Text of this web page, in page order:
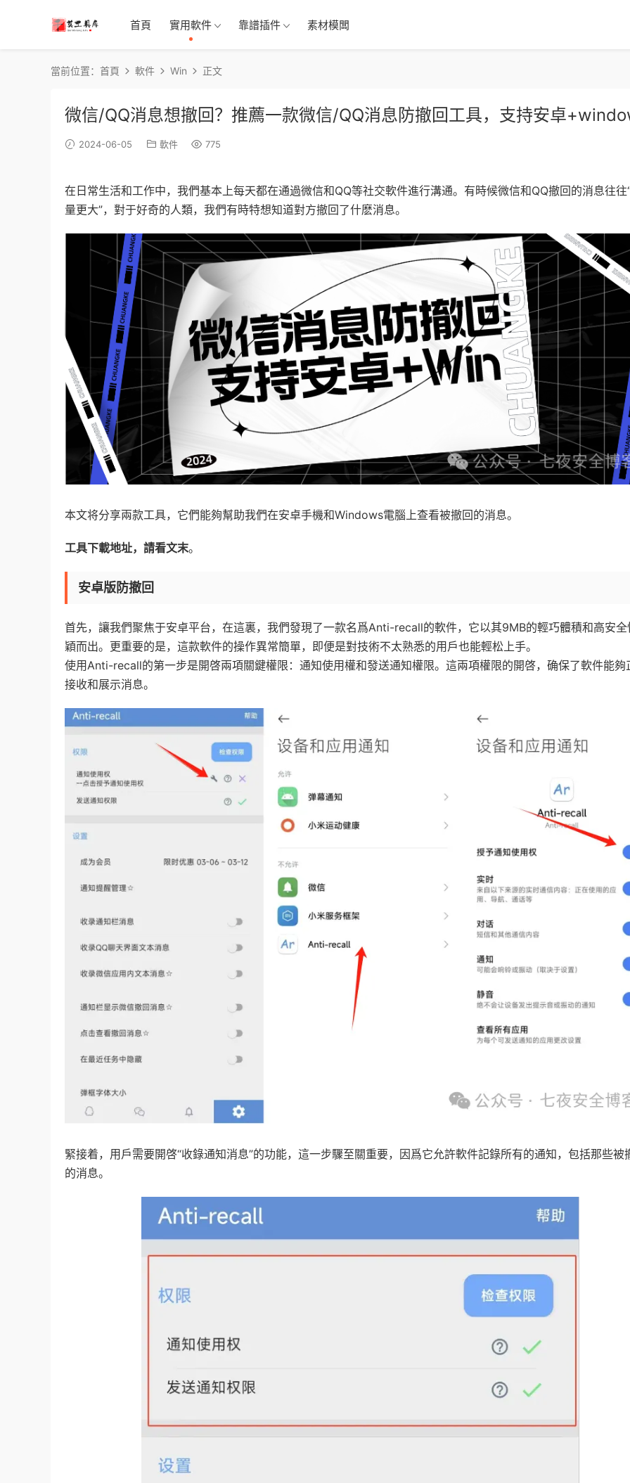
首頁 實用軟件 靠譜插件 素材模闆
當前位置： 首頁 軟件 Win 正文
微信/QQ消息想撤回？推薦一款微信/QQ消息防撤回工具，支持安卓
2024-06-05 軟件 775
在日常生活和工作中，我們基本上每天都在通過微信和QQ等社交軟件進行溝通。有時候微信和QQ撤回的消息往往
量更大”，對于好奇的人類，我們有時特想知道對方撤回了什麽消息。
本文将分享兩款工具，它們能夠幫助我們在安卓手機和Windows電腦上查看被撤回的消息。
工具下載地址，請看文末。
安卓版防撤回
首先，讓我們聚焦于安卓平台，在這裏，我們發現了一款名爲Anti-recall的軟件，它以其9MB的輕巧體積和高安全
穎而出。更重要的是，這款軟件的操作異常簡單，即便是對技術不太熟悉的用戶也能輕松上手。
使用Anti-recall的第一步是開啓兩項關鍵權限：通知使用權和發送通知權限。這兩項權限的開啓，确保了軟件能夠
接收和展示消息。
緊接着，用戶需要開啓“收錄通知消息”的功能，這一步驟至關重要，因爲它允許軟件記錄所有的通知，包括那些被
的消息。